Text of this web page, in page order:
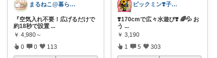
まるねこ@暮らしと子育て🐈️🌸
『空気入れ不要！広げるだけで
約18秒で設置 ...
￥ 4,980～
0 0 113
ピックミン❣️子育てパパママ応援グッズ
❣️170cmで広々水遊び❣️ 🌈💦 お
う ...
￥ 3,190
1 5 303